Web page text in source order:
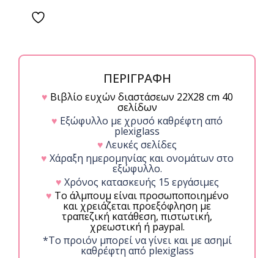
Plexiglass
ΠΕΡΙΓΡΑΦΗ
♥ Βιβλίο ευχών διαστάσεων 22Χ28 cm 40
σελίδων
♥ Εξώφυλλο με χρυσό καθρέφτη από
plexiglass
♥ Λευκές σελίδες
♥ Χάραξη ημερομηνίας και ονομάτων στο
εξώφυλλο.
♥ Χρόνος κατασκευής 15 εργάσιμες
♥ Το άλμπουμ είναι προσωποποιημένο
και χρειάζεται προεξόφληση με
τραπεζική κατάθεση, πιστωτική,
χρεωστική ή paypal.
*Το προιόν μπορεί να γίνει και με ασημί
καθρέφτη από plexiglass